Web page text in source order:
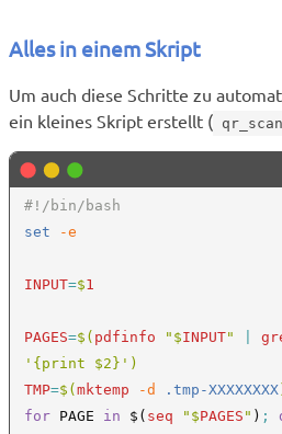
Alles in einem Skript
Um auch diese Schritte zu
ein kleines Skript erstellt (
set
-e
INPUT=$1
PAGES=$( pdfinfo "$INPUT"
TMP=$( mktemp -d .tmp-XXXXXXXX
for PAGE in $( seq "$PAGES " ) ;